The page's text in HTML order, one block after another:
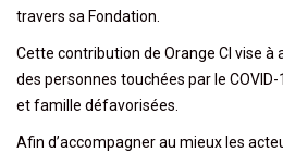
travers sa Fondation.
Cette contribution de Orange CI vise à
des personnes touchées par le
et famille défavorisées.
Afin d’accompagner au mieux les